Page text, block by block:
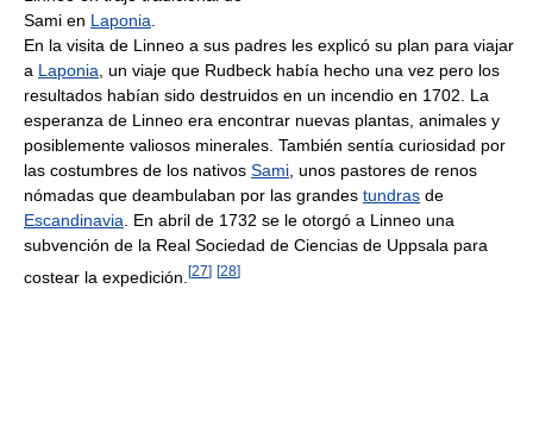
Sami en Laponia.
En la visita de Linneo a sus padres les explicó su plan para viajar
a Laponia, un viaje que Rudbeck había hecho una vez pero los
resultados habían sido destruidos en un incendio en 1702. La
esperanza de Linneo era encontrar nuevas plantas, animales y
posiblemente valiosos minerales. También sentía curiosidad por
las costumbres de los nativos Sami, unos pastores de renos
nómadas que deambulaban por las grandes tundras de
Escandinavia. En abril de 1732 se le otorgó a Linneo una
subvención de la Real Sociedad de Ciencias de Uppsala para
costear la expedición. [27] [28]